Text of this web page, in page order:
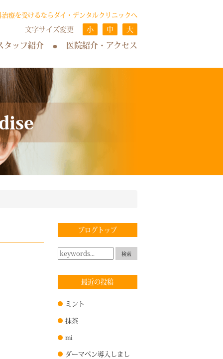
療を受けるならダイ・デンタルクリニックへ
文字サイズ変更 小 中 大
タッフ紹介 医院紹介・アクセス
ブログトップ
検索
最近の投稿
ミント
抹茶
mi
ダーマペン導入しまし